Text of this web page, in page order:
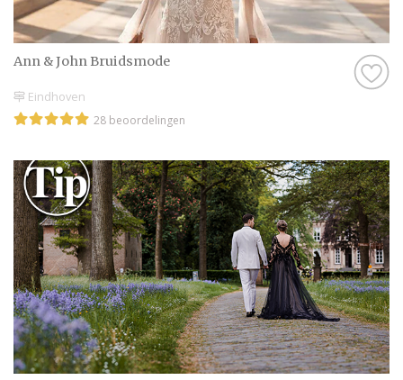
Ann & John Bruidsmode
Eindhoven
28 beoordelingen